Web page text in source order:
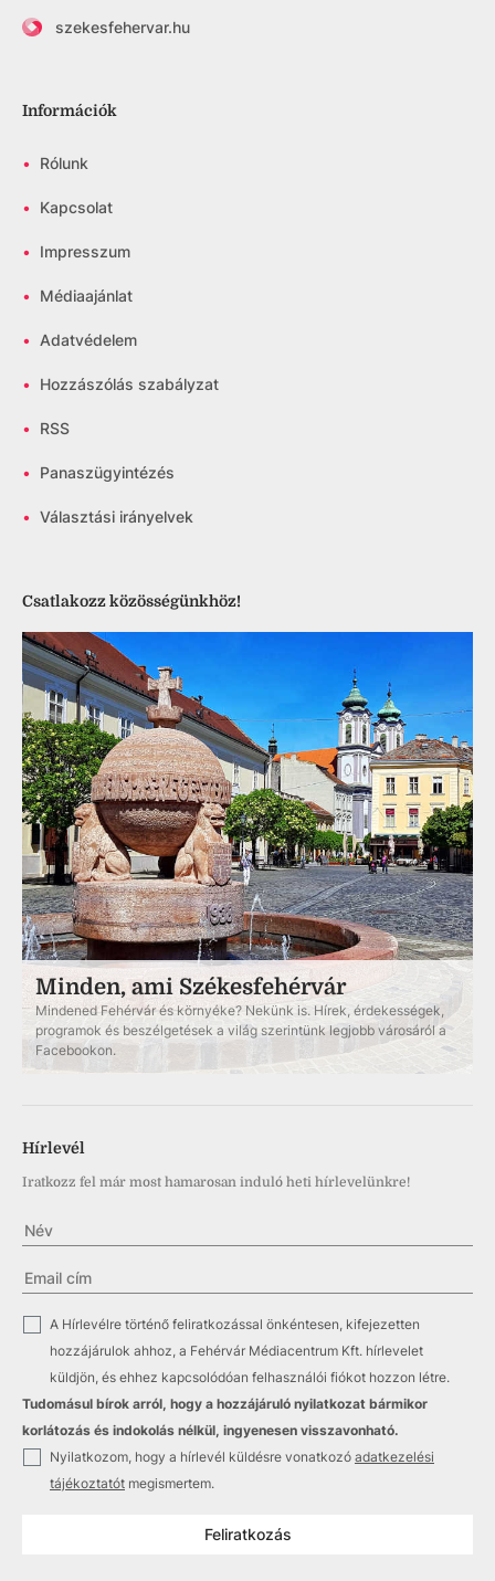
szekesfehervar.hu
Információk
• Rólunk
• Kapcsolat
• Impresszum
• Médiaajánlat
• Adatvédelem
• Hozzászólás szabályzat
• RSS
• Panaszügyintézés
• Választási irányelvek
Csatlakozz közösségünkhöz!
Minden, ami Székesfehérvár
Mindened Fehérvár és környéke? Nekünk is. Hírek, érdekességek,
programok és beszélgetések a világ szerintünk legjobb városáról a
Facebookon.
Hírlevél
Iratkozz fel már most hamarosan induló heti hírlevelünkre!
✓
A Hírlevélre történő feliratkozással önkéntesen, kifejezetten
hozzájárulok ahhoz, a Fehérvár Médiacentrum Kft. hírlevelet
küldjön, és ehhez kapcsolódóan felhasználói fiókot hozzon létre.
Tudomásul bírok arról, hogy a hozzájáruló nyilatkozat bármikor
korlátozás és indokolás nélkül, ingyenesen visszavonható.
✓ Nyilatkozom, hogy a hírlevél küldésre vonatkozó adatkezelési
tájékoztatót megismertem.
Feliratkozás